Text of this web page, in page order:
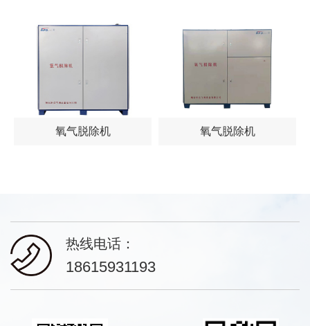
氧气脱除机 氧气脱除机
热线电话：
18615931193